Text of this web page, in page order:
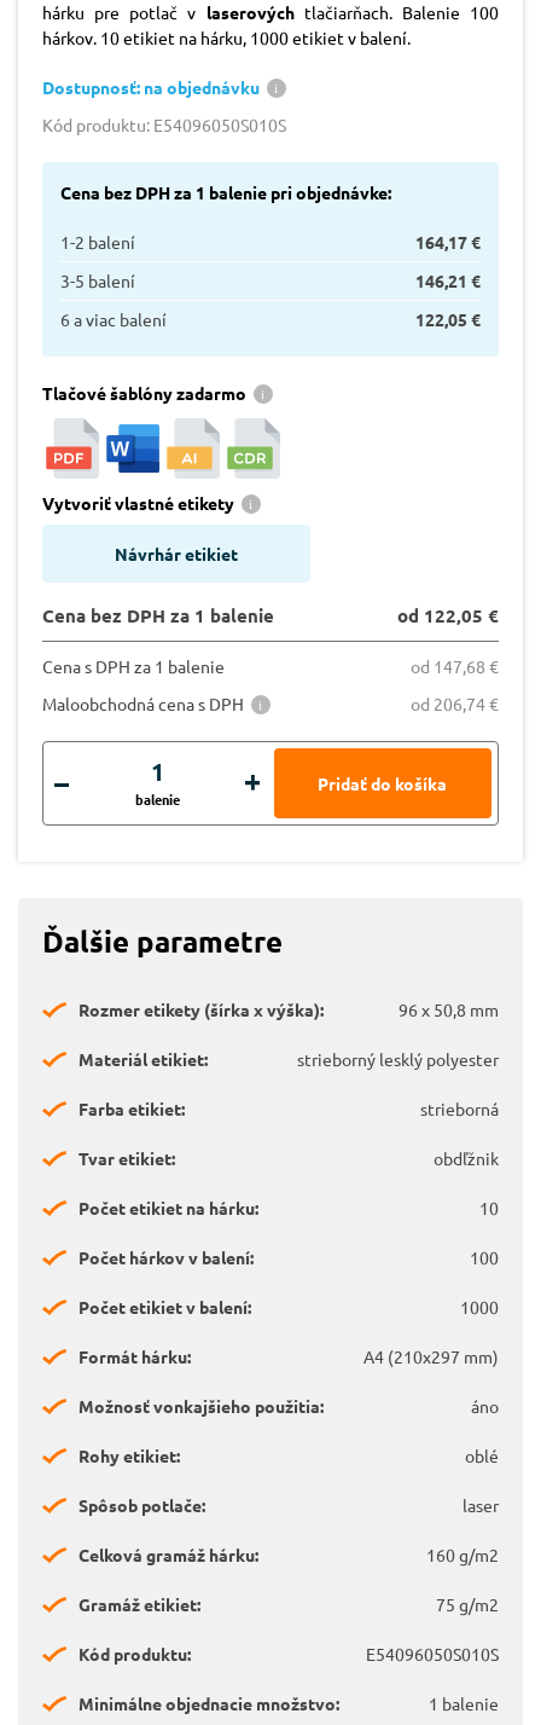
hárku pre potlač v laserovýchtlačiarňach. Balenie 100
hárkov. 10 etikiet na hárku, 1000 etikiet v balení.
Dostupnosť: na objednávku
Kód produktu: E54096050S010S
Cena bez DPH za 1 balenie pri objednávke:
1-2 balení
164,17 €
3-5 balení
146,21 €
6 a viac balení
122,05 €
Tlačové šablóny zadarmo
Vytvoriť vlastné etikety
Návrhár etikiet
Cena bez DPH za 1 balenie od 122,05 €
Cena s DPH za 1 balenie
od 147,68 €
Maloobchodná cena s DPH
od 206,74 €
balenie
Ďalšie parametre
Rozmer etikety (šírka x výška): 96 x 50,8 mm
Materiál etikiet: strieborný lesklý polyester
Farba etikiet: strieborná
Tvar etikiet: obdľžnik
Počet etikiet na hárku: 10
Počet hárkov v balení: 100
Počet etikiet v balení: 1000
Formát hárku: A4 (210x297 mm)
Možnosť vonkajšieho použitia: áno
Rohy etikiet: oblé
Spôsob potlače: laser
Celková gramáž hárku: 160 g/m2
Gramáž etikiet: 75 g/m2
Kód produktu: E54096050S010S
Minimálne objednacie množstvo: 1 balenie